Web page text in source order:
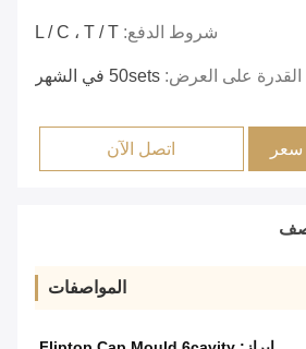
شروط الدفع: L / C ، T / T
القدرة على العرض: 50sets في الشهر
اتصل الآن
المواصفات